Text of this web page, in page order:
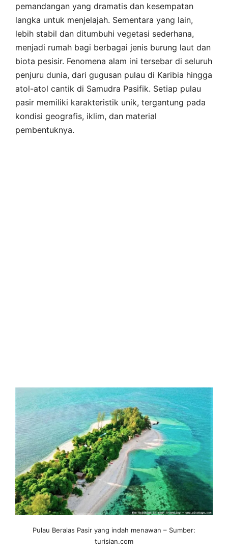
pemandangan yang dramatis dan kesempatan
langka untuk menjelajah. Sementara yang lain,
lebih stabil dan ditumbuhi vegetasi sederhana,
menjadi rumah bagi berbagai jenis burung laut dan
biota pesisir. Fenomena alam ini tersebar di seluruh
penjuru dunia, dari gugusan pulau di Karibia hingga
atol-atol cantik di Samudra Pasifik. Setiap pulau
pasir memiliki karakteristik unik, tergantung pada
kondisi geografis, iklim, dan material
pembentuknya.
Pulau Beralas Pasir yang indah menawan – Sumber:
turisian.com